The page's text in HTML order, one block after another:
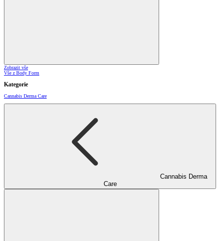
Zobrazit vše
Vše z Body Form
Kategorie
Cannabis Derma Care
Cannabis Derma
Care